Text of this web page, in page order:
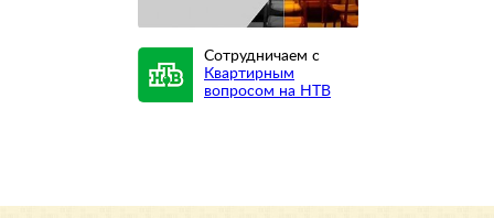
Сотрудничаем с
Квартирным
вопросом на НТВ